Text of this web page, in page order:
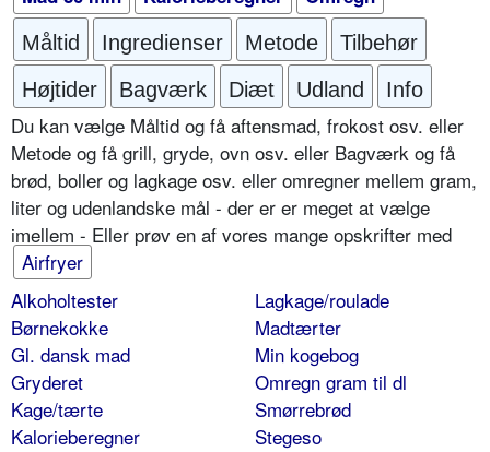
Måltid Ingredienser Metode
Tilbehør
Højtider
Bagværk Diæt Udland Info
Du kan vælge Måltid og få aftensmad, frokost osv. eller
Metode og få grill, gryde, ovn osv. eller Bagværk og få
brød, boller og lagkage osv. eller omregner mellem gram,
liter og udenlandske mål - der er er meget at vælge
imellem - Eller prøv en af vores mange opskrifter med
Airfryer
Alkoholtester
Børnekokke
Gl. dansk mad
Gryderet
Kage/tærte
Kalorieberegner
Lagkage/roulade
Madtærter
Min kogebog
Omregn gram til dl
Smørrebrød
Stegeso